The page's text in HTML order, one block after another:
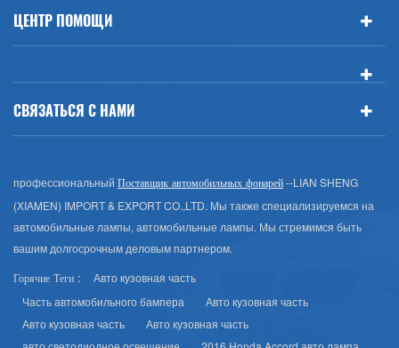
ЦЕНТР ПОМОЩИ
СВЯЗАТЬСЯ С НАМИ
профессиональный Поставщик автомобильных фонарей--LIAN SHENG
(XIAMEN) IMPORT & EXPORT CO.,LTD. Мы также специализируемся на
автомобильные лампы, автомобильные лампы. Мы стремимся быть
вашим долгосрочным деловым партнером.
Горячие Теги :
Авто кузовная часть
Часть автомобильного бампера
Авто кузовная часть
Авто кузовная часть
Авто кузовная часть